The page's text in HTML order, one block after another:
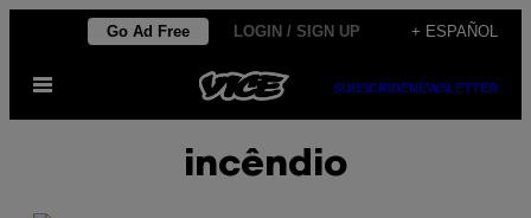
contenido
Go Ad Free LOGIN / SIGN UP + ESPAÑOL
Abrir
SUBSCRIBENEWSLETTER
incêndio